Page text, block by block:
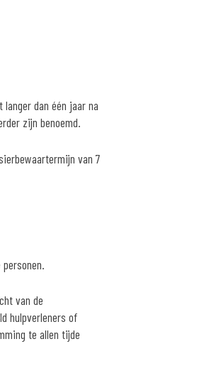
dan één jaar na
zijn benoemd.
van 7
van de
hulpverleners of
te allen tijde